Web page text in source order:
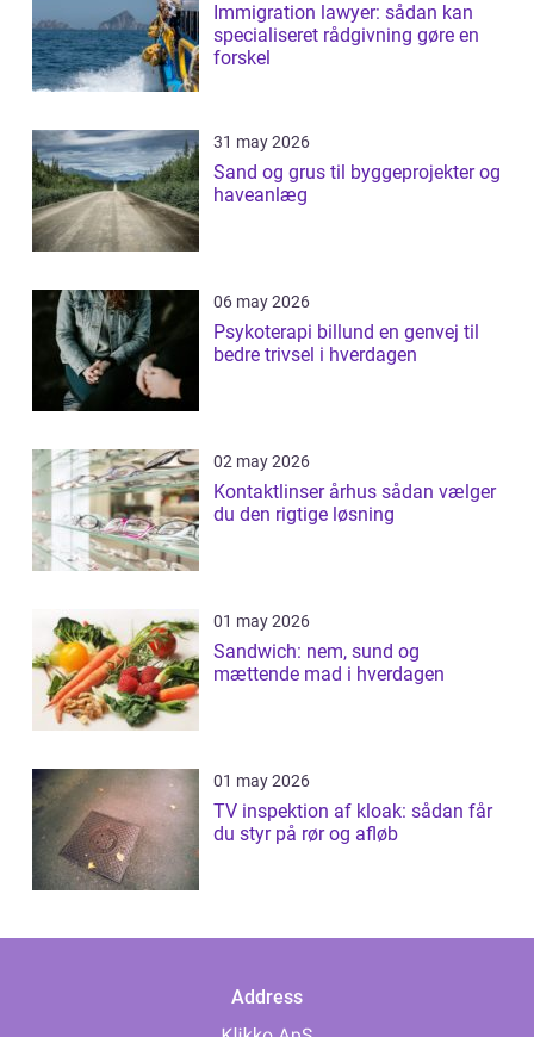
Immigration lawyer: sådan kan
specialiseret rådgivning gøre en
forskel
31 may 2026
Sand og grus til byggeprojekter og
haveanlæg
06 may 2026
Psykoterapi billund en genvej til
bedre trivsel i hverdagen
02 may 2026
Kontaktlinser århus sådan vælger
du den rigtige løsning
01 may 2026
Sandwich: nem, sund og
mættende mad i hverdagen
01 may 2026
TV inspektion af kloak: sådan får
du styr på rør og afløb
Address